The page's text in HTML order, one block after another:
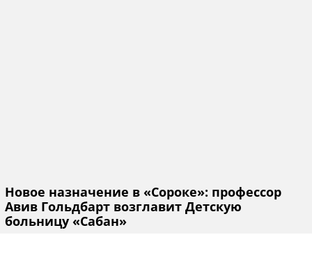
Новое назначение в «Сороке»: профессор
Авив Гольдбарт возглавит Детскую
больницу «Сабан»